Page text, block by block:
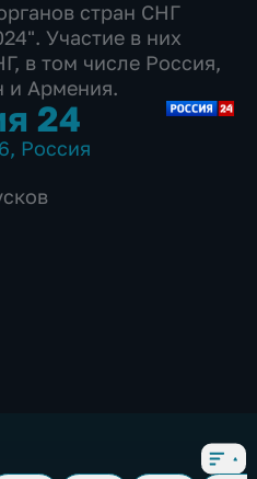
стран СНГ
Участие в них
в том числе Россия,
и Армения.
24
, Россия